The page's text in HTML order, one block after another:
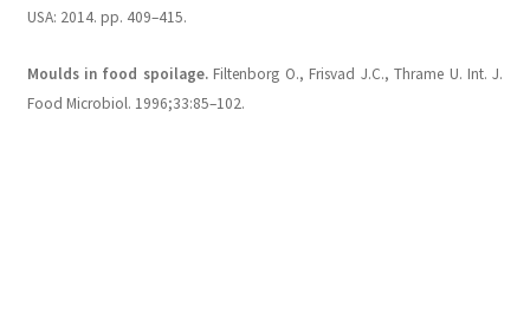
USA: 2014. pp. 409–415.
Moulds in food spoilage.Filtenborg O., Frisvad J.C., Thrame U. Int. J.
Food Microbiol. 1996;33:85–102.